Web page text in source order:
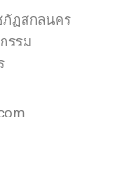
ฏสกลนคร
รรม